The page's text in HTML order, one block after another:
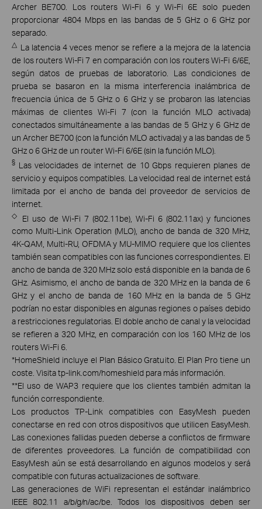
Archer BE700. Los routers Wi-Fi 6 y Wi-Fi 6E solo pueden
proporcionar 4804 Mbps en las bandas de 5 GHz o 6 GHz por
separado.
△ La latencia 4 veces menor se refiere a la mejora de la latencia
de los routers Wi-Fi 7 en comparación con los routers Wi-Fi 6/6E,
según datos de pruebas de laboratorio. Las condiciones de
prueba se basaron en la misma interferencia inalámbrica de
frecuencia única de 5 GHz o 6 GHz y se probaron las latencias
máximas de clientes Wi-Fi 7 (con la función MLO activada)
conectados simultáneamente a las bandas de 5 GHz y 6 GHz de
un Archer BE700 (con la función MLO activada) y a las bandas de 5
GHz o 6 GHz de un router Wi-Fi 6/6E (sin la función MLO).
§ Las velocidades de internet de 10 Gbps requieren planes de
servicio y equipos compatibles. La velocidad real de internet está
limitada por el ancho de banda del proveedor de servicios de
internet.
◇
El uso de Wi-Fi 7 (802.11be), Wi-Fi 6 (802.11ax) y funciones
como Multi-Link Operation (MLO), ancho de banda de 320 MHz,
4K-QAM, Multi-RU, OFDMA y MU-MIMO requiere que los clientes
también sean compatibles con las funciones correspondientes. El
ancho de banda de 320 MHz solo está disponible en la banda de 6
GHz. Asimismo, el ancho de banda de 320 MHz en la banda de 6
GHz y el ancho de banda de 160 MHz en la banda de 5 GHz
podrían no estar disponibles en algunas regiones o países debido
a restricciones regulatorias. El doble ancho de canal y la velocidad
se refieren a 320 MHz, en comparación con los 160 MHz de los
routers Wi-Fi 6.
*HomeShield incluye el Plan Básico Gratuito. El Plan Pro tiene un
coste. Visita tp-link.com/homeshield para más información.
**El uso de WAP3 requiere que los clientes también admitan la
función correspondiente.
Los productos TP-Link compatibles con EasyMesh pueden
conectarse en red con otros dispositivos que utilicen EasyMesh.
Las conexiones fallidas pueden deberse a conflictos de firmware
de diferentes proveedores. La función de compatibilidad con
EasyMesh aún se está desarrollando en algunos modelos y será
compatible con futuras actualizaciones de software.
Las generaciones de WiFi representan el estándar inalámbrico
IEEE 802.11 a/b/g/n/ac/be. Todos los dispositivos deben ser